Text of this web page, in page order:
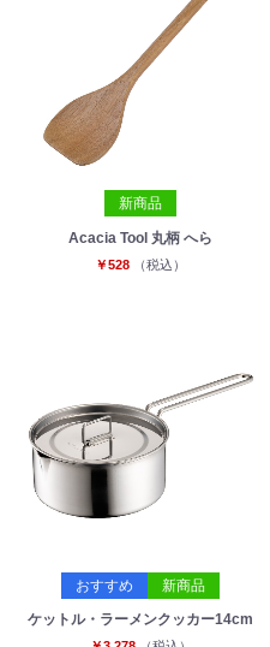
新商品
Acacia Tool 丸柄 へら
￥528 （税込）
おすすめ 新商品
ケットル・ラーメンクッカー14cm